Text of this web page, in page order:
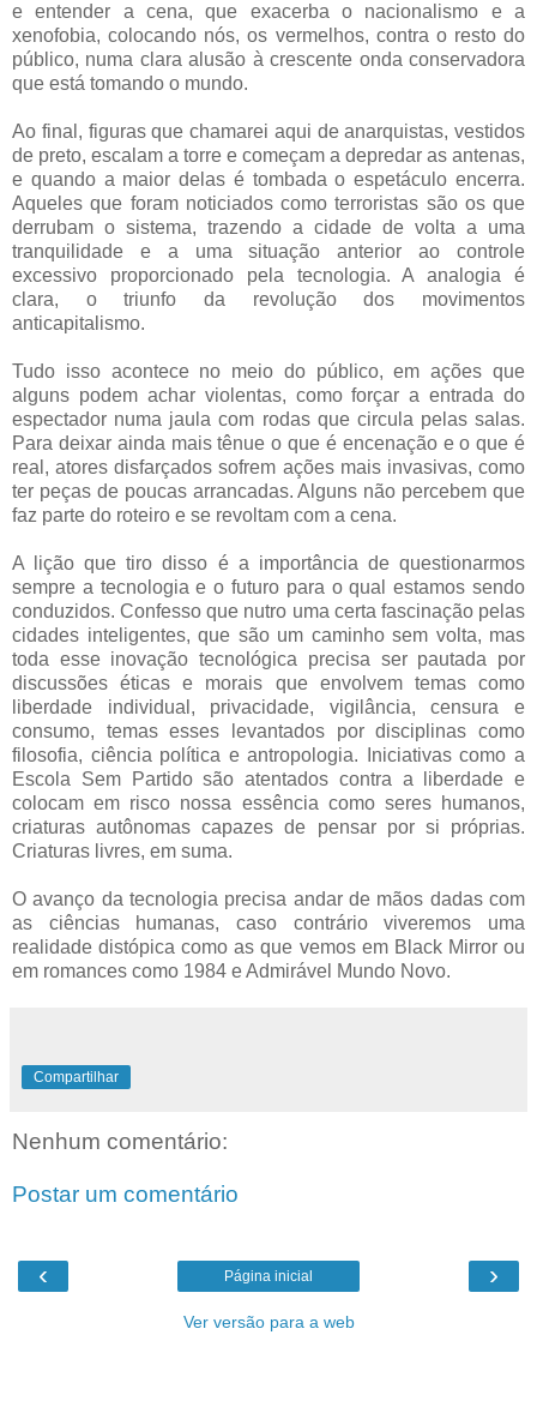
e entender a cena, que exacerba o nacionalismo e a
xenofobia, colocando nós, os vermelhos, contra o resto do
público, numa clara alusão à crescente onda conservadora
que está tomando o mundo.
Ao final, figuras que chamarei aqui de anarquistas, vestidos
de preto, escalam a torre e começam a depredar as antenas,
e quando a maior delas é tombada o espetáculo encerra.
Aqueles que foram noticiados como terroristas são os que
derrubam o sistema, trazendo a cidade de volta a uma
tranquilidade e a uma situação anterior ao controle
excessivo proporcionado pela tecnologia. A analogia é
clara, o triunfo da revolução dos movimentos
anticapitalismo.
Tudo isso acontece no meio do público, em ações que
alguns podem achar violentas, como forçar a entrada do
espectador numa jaula com rodas que circula pelas salas.
Para deixar ainda mais tênue o que é encenação e o que é
real, atores disfarçados sofrem ações mais invasivas, como
ter peças de poucas arrancadas. Alguns não percebem que
faz parte do roteiro e se revoltam com a cena.
A lição que tiro disso é a importância de questionarmos
sempre a tecnologia e o futuro para o qual estamos sendo
conduzidos. Confesso que nutro uma certa fascinação pelas
cidades inteligentes, que são um caminho sem volta, mas
toda esse inovação tecnológica precisa ser pautada por
discussões éticas e morais que envolvem temas como
liberdade individual, privacidade, vigilância, censura e
consumo, temas esses levantados por disciplinas como
filosofia, ciência política e antropologia. Iniciativas como a
Escola Sem Partido são atentados contra a liberdade e
colocam em risco nossa essência como seres humanos,
criaturas autônomas capazes de pensar por si próprias.
Criaturas livres, em suma.
O avanço da tecnologia precisa andar de mãos dadas com
as ciências humanas, caso contrário viveremos uma
realidade distópica como as que vemos em Black Mirror ou
em romances como 1984 e Admirável Mundo Novo.
Compartilhar
Nenhum comentário:
Postar um comentário
‹ ›
Página inicial
Ver versão para a web